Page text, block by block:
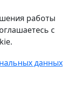
работы
с
данных